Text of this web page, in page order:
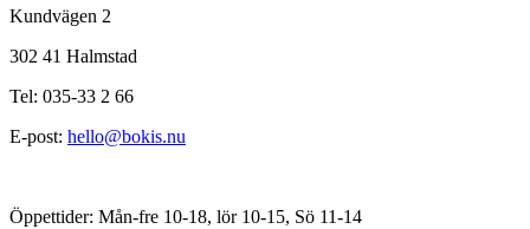
Kundvägen 2
302 41 Halmstad
Tel: 035-33 2 66
E-post: hello@bokis.nu
Öppettider: Mån-fre 10-18, lör 10-15, Sö 11-14